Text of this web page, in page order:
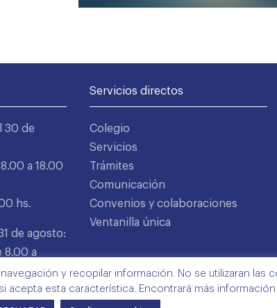
30 de
a 18.00
hs.
de agosto:
8.00 a
Servicios directos
Colegio
Servicios
Trámites
Comunicación
Convenios y colaboraciones
Ventanilla única
y recopilar información. No se utilizaran
esta característica. Encontrará más información